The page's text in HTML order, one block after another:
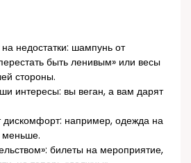
недостатки: шампунь от
быть ленивым» или весы
стороны.
интересы: вы веган, а вам дарят
например, одежда на
меньше.
билеты на мероприятие,